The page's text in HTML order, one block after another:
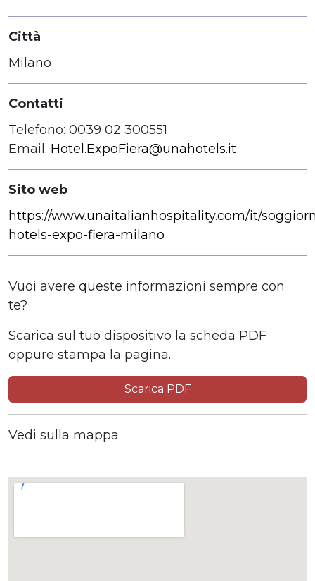
Città
Milano
Contatti
Telefono: 0039 02 300551
Email: Hotel.ExpoFiera@unahotels.it
Sito web
https://www.unaitalianhospitality.com/it/
hotels-expo-fiera-milano
Vuoi avere queste informazioni sempre con
te?
Scarica sul tuo dispositivo la scheda PDF
oppure stampa la pagina.
Scarica PDF
Vedi sulla mappa